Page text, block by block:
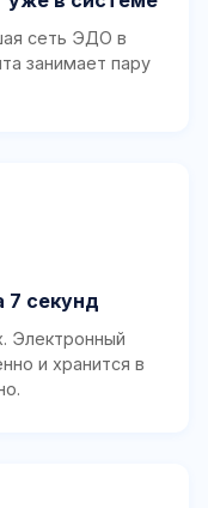
сеть ЭДО в
занимает пару
7 секунд
Электронный
и хранится в